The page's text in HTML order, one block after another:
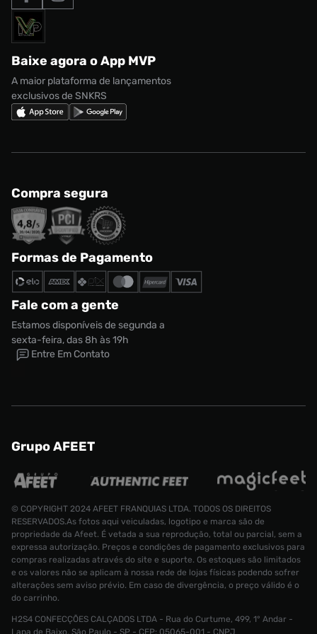
Tênis adidas Campus x Bad Bunny
Acessórios
Marcas
adidas Adi2000
adidas Campus
Nike Shox
Termos de uso
Política de privacidade
Regulamento CRM/ CASHBACK
Regulamento Cupom
Formas de Pagamento
Solicite seus dados
Baixe agora o App MVP
A maior plataforma de lançamentos
exclusivos de SNKRS
Compra segura
Formas de Pagamento
Fale com a gente
Estamos disponíveis de segunda a
sexta-feira, das 8h às 19h
Entre Em Contato
Grupo AFEET
© COPYRIGHT 2024 AFEET FRANQUIAS LTDA. TODOS OS DIREITOS
RESERVADOS.As fotos aqui veiculadas, logotipo e marca são de
propriedade da Afeet. É vetada a sua reprodução, total ou parcial, sem a
expressa autorização. Preços e condições de pagamento exclusivos para
compras realizadas através do site e suporte. Os estoques são limitados
e os valores não se aplicam à nossa rede de lojas físicas podendo sofrer
alterações sem aviso prévio. Em caso de divergência, o preço válido é o
do carrinho.
H2S4 CONFECÇÕES CALÇADOS LTDA - Rua do Curtume, 499, 1° Andar -
Lapa de Baixo, São Paulo - SP - CEP: 05065-001 - CNPJ